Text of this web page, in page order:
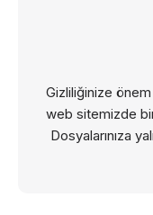
Gizliliğinize
web sitemizde
Dosyalarınıza